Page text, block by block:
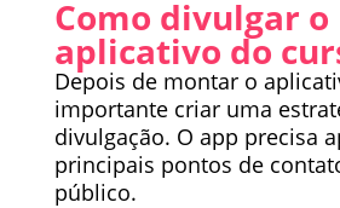
Como divulgar o
aplicativo do
Depois de montar o
importante criar uma
divulgação. O app precisa
principais pontos de
público.